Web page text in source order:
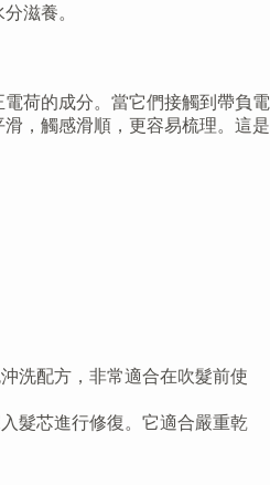
滋養。
荷的成分。當它們接觸到帶負電
，觸感滑順，更容易梳理。這是
洗配方，非常適合在吹髮前使
髮芯進行修復。它適合嚴重乾